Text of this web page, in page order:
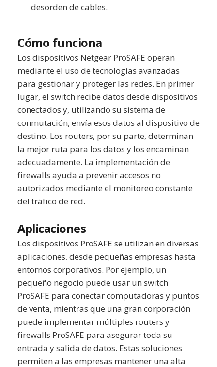
desorden de cables.
Cómo funciona
Los dispositivos Netgear ProSAFE operan
mediante el uso de tecnologías avanzadas
para gestionar y proteger las redes. En primer
lugar, el switch recibe datos desde dispositivos
conectados y, utilizando su sistema de
conmutación, envía esos datos al dispositivo de
destino. Los routers, por su parte, determinan
la mejor ruta para los datos y los encaminan
adecuadamente. La implementación de
firewalls ayuda a prevenir accesos no
autorizados mediante el monitoreo constante
del tráfico de red.
Aplicaciones
Los dispositivos ProSAFE se utilizan en diversas
aplicaciones, desde pequeñas empresas hasta
entornos corporativos. Por ejemplo, un
pequeño negocio puede usar un switch
ProSAFE para conectar computadoras y puntos
de venta, mientras que una gran corporación
puede implementar múltiples routers y
firewalls ProSAFE para asegurar toda su
entrada y salida de datos. Estas soluciones
permiten a las empresas mantener una alta